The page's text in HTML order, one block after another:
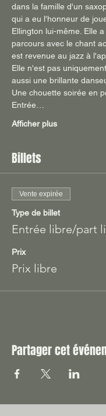
dans la famille d'un
qui a eu l'honneur de
Ellington lui-même. Elle
parcours avec le chant
est revenue au jazz à
Elle n'est pas
aussi une brillante
Une chouette soirée en
Entrée…
Afficher plus
Billets
Vente expirée
Type de billet
Entrée libre/part
Prix
Prix libre
Partager cet